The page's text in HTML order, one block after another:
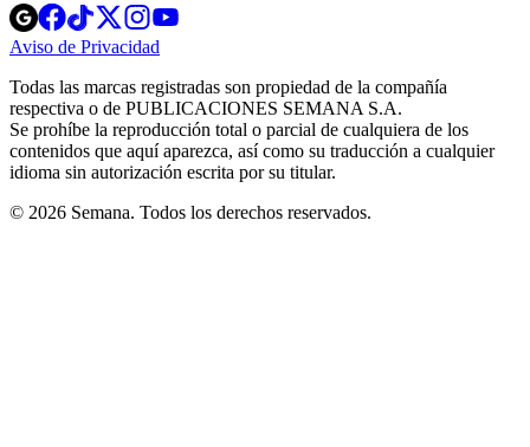
Opens
in
new
Opens
in
new
Opens
in
new
window
Opens
new
windowwindow
Aviso de Privacidad
new
window
Todas las marcas registradas son propiedad de la compañía
respectiva o de PUBLICACIONES SEMANA S.A.
Se prohíbe la reproducción total o parcial de cualquiera de los
contenidos que aquí aparezca, así como su traducción a cualquier
idioma sin autorización escrita por su titular.
© 2026 Semana. Todos los derechos reservados.